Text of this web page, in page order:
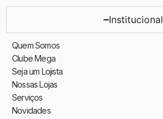
Institucional
Quem Somos
Clube Mega
Seja um Lojista
Nossas Lojas
Serviços
Novidades